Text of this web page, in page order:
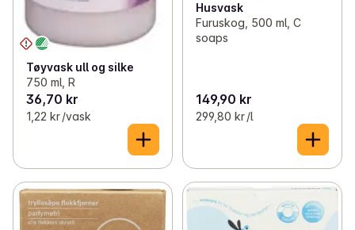
Tøyvask ull og silke
750 ml, R
36,70 kr
1,22 kr /vask
Husvask
Furuskog, 500 ml, C
soaps
149,90 kr
299,80 kr /l